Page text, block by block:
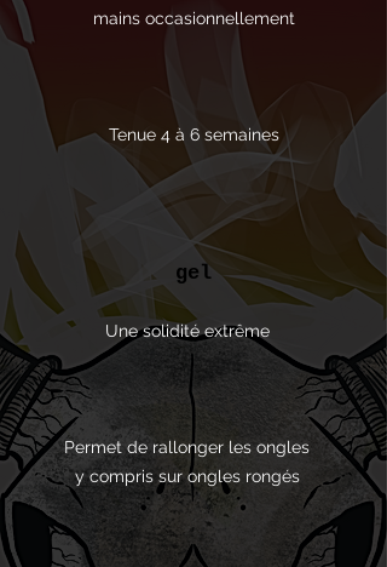
mains occasionnellement
Tenue 4 à 6 semaines
gel
Une solidité extrême
Permet de rallonger les ongles
y compris sur ongles rongés